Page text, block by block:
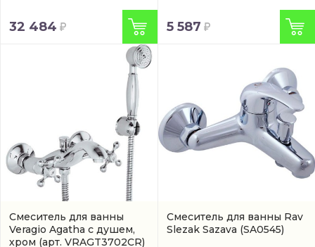
32 484 5 587
Смеситель для ванны
Veragio Agatha с душем,
хром (арт. VRAGT3702CR)
Смеситель для ванны Rav
Slezak Sazava (SA0545)